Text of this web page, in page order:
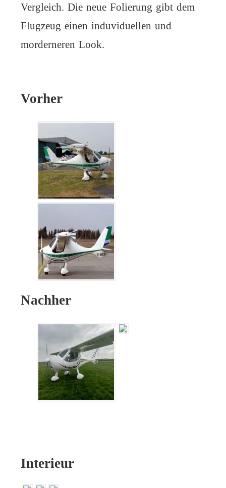
Vergleich. Die neue Folierung gibt dem
Flugzeug einen induviduellen und
morderneren Look.
Vorher
Nachher
Interieur